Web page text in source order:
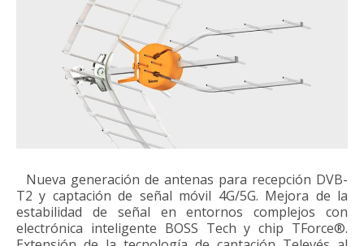
Nueva generación de antenas para recepción DVB-
T2 y captación de señal móvil 4G/5G. Mejora de la
estabilidad de señal en entornos complejos con
electrónica inteligente BOSS Tech y chip TForce®.